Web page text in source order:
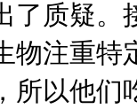
了质疑
物注重特
所以他们